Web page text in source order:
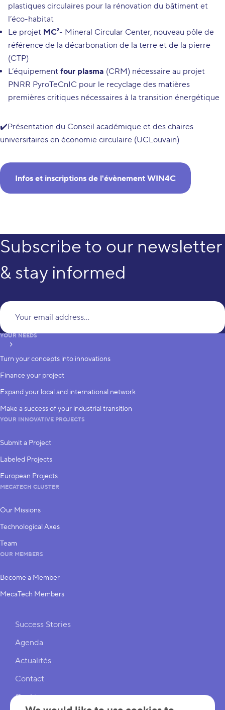
plastiques circulaires pour la rénovation du bâtiment et
l’éco-habitat
Le projet MC²- Mineral Circular Center, nouveau pôle de
référence de la décarbonation de la terre et de la pierre
(CTP)
L’équipement four plasma (CRM) nécessaire au projet
PNRR PyroTeCnIC pour le recyclage des matières
premières critiques nécessaires à la transition énergétique
✔️Présentation du Conseil académique et des chaires
universitaires en économie circulaire (UCLouvain)
Infos et inscriptions de l'évènement WIN4C
Subscribe to our newsletter
& stay informed
subscribe
YOUR NEEDS
Turn your concepts into innovations
Finance your project
Expand your local and international network
Make a success of your industrial transition
YOUR INNOVATIVE PROJECTS
Submit a Project
Labeled Projects
European Projects
MECATECH CLUSTER
Our Missions
Technological Axes
Team
OUR MEMBERS
Become a Member
MecaTech Members
Shortcuts
Success Stories
Agenda
Actualités
Contact
Cookies